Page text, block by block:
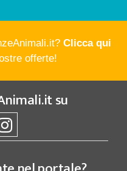
Clicca qui
offerte!
su